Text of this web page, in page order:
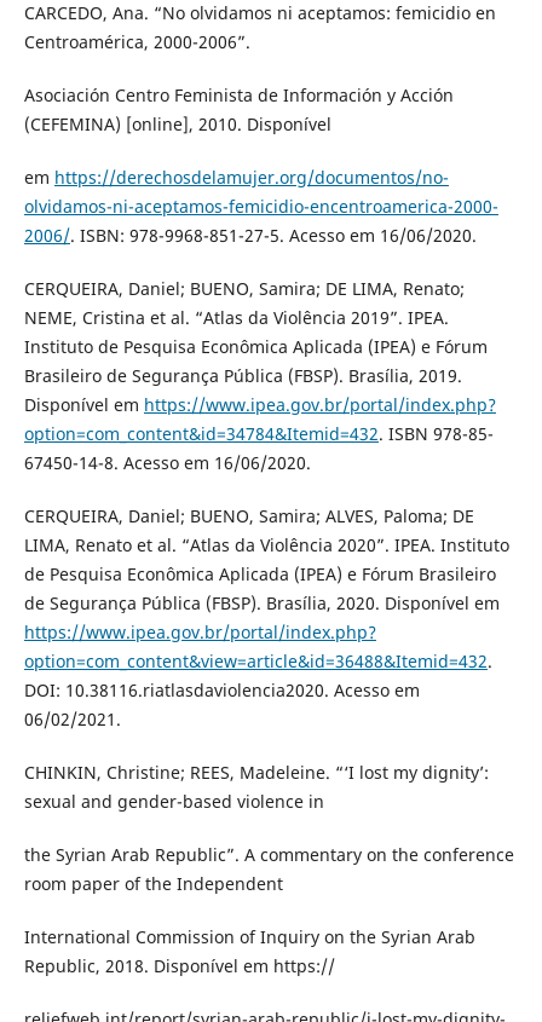
CARCEDO, Ana. “No olvidamos ni aceptamos: femicidio en
Centroamérica, 2000-2006”.
Asociación Centro Feminista de Información y Acción
(CEFEMINA) [online], 2010. Disponível
em https://derechosdelamujer.org/documentos/no-
olvidamos-ni-aceptamos-femicidio-encentroamerica-2000-
2006/. ISBN: 978-9968-851-27-5. Acesso em 16/06/2020.
CERQUEIRA, Daniel; BUENO, Samira; DE LIMA, Renato;
NEME, Cristina et al. “Atlas da Violência 2019”. IPEA.
Instituto de Pesquisa Econômica Aplicada (IPEA) e Fórum
Brasileiro de Segurança Pública (FBSP). Brasília, 2019.
Disponível em https://www.ipea.gov.br/portal/index.php?
option=com_content&id=34784&Itemid=432. ISBN 978-85-
67450-14-8. Acesso em 16/06/2020.
CERQUEIRA, Daniel; BUENO, Samira; ALVES, Paloma; DE
LIMA, Renato et al. “Atlas da Violência 2020”. IPEA. Instituto
de Pesquisa Econômica Aplicada (IPEA) e Fórum Brasileiro
de Segurança Pública (FBSP). Brasília, 2020. Disponível em
https://www.ipea.gov.br/portal/index.php?
option=com_content&view=article&id=36488&Itemid=432.
DOI: 10.38116.riatlasdaviolencia2020. Acesso em
06/02/2021.
CHINKIN, Christine; REES, Madeleine. “‘I lost my dignity’:
sexual and gender-based violence in
the Syrian Arab Republic”. A commentary on the conference
room paper of the Independent
International Commission of Inquiry on the Syrian Arab
Republic, 2018. Disponível em https://